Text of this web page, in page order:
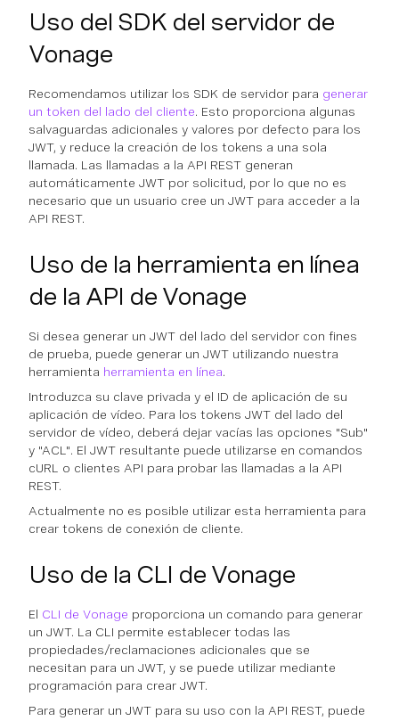
Uso del SDK del servidor de
Vonage
Recomendamos utilizar los SDK de servidor para generar
un token del lado del cliente. Esto proporciona algunas
salvaguardas adicionales y valores por defecto para los
JWT, y reduce la creación de los tokens a una sola
llamada. Las llamadas a la API REST generan
automáticamente JWT por solicitud, por lo que no es
necesario que un usuario cree un JWT para acceder a la
API REST.
Uso de la herramienta en línea
de la API de Vonage
Si desea generar un JWT del lado del servidor con fines
de prueba, puede generar un JWT utilizando nuestra
herramienta herramienta en línea.
Introduzca su clave privada y el ID de aplicación de su
aplicación de vídeo. Para los tokens JWT del lado del
servidor de vídeo, deberá dejar vacías las opciones "Sub"
y "ACL". El JWT resultante puede utilizarse en comandos
cURL o clientes API para probar las llamadas a la API
REST.
Actualmente no es posible utilizar esta herramienta para
crear tokens de conexión de cliente.
Uso de la CLI de Vonage
El CLI de Vonage proporciona un comando para generar
un JWT. La CLI permite establecer todas las
propiedades/reclamaciones adicionales que se
necesitan para un JWT, y se puede utilizar mediante
programación para crear JWT.
Para generar un JWT para su uso con la API REST, puede